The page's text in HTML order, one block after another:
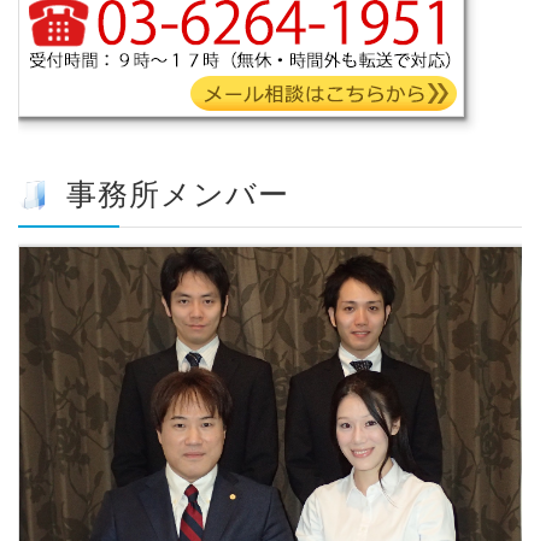
事務所メンバー